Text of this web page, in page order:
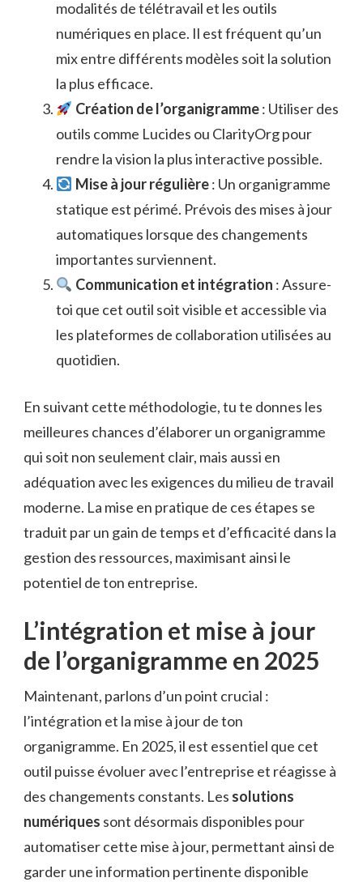
modalités de télétravail et les outils
numériques en place. Il est fréquent qu’un
mix entre différents modèles soit la solution
la plus efficace.
Création de l’organigramme: Utiliser des
outils comme Lucides ou ClarityOrg pour
rendre la vision la plus interactive possible.
Mise à jour régulière: Un organigramme
statique est périmé. Prévois des mises à jour
automatiques lorsque des changements
importantes surviennent.
Communication et intégration : Assure-
toi que cet outil soit visible et accessible via
les plateformes de collaboration utilisées au
quotidien.
En suivant cette méthodologie, tu te donnes les
meilleures chances d’élaborer un organigramme
qui soit non seulement clair, mais aussi en
adéquation avec les exigences du milieu de travail
moderne. La mise en pratique de ces étapes se
traduit par un gain de temps et d’efficacité dans la
gestion des ressources, maximisant ainsi le
potentiel de ton entreprise.
L’intégration et mise à jour
de l’organigramme en 2025
Maintenant, parlons d’un point crucial :
l’intégration et la mise à jour de ton
organigramme. En 2025, il est essentiel que cet
outil puisse évoluer avec l’entreprise et réagisse à
des changements constants. Les solutions
numériques sont désormais disponibles pour
automatiser cette mise à jour, permettant ainsi de
garder une information pertinente disponible